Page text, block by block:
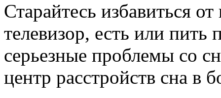
Старайтесь избавиться
телевизор, есть или
серьезные проблемы со
центр расстройств сна в